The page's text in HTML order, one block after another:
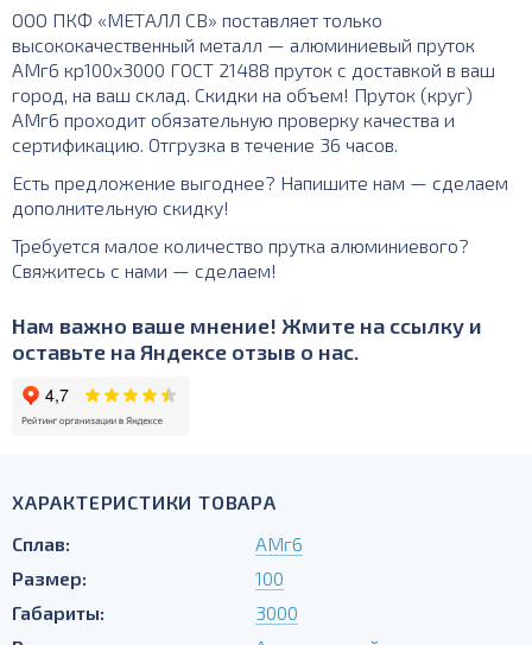
ООО ПКФ «МЕТАЛЛ СВ» поставляет только
высококачественный металл — алюминиевый пруток
АМг6 кр100х3000 ГОСТ 21488 пруток с доставкой в ваш
город, на ваш склад. Скидки на объем! Пруток (круг)
АМг6 проходит обязательную проверку качества и
сертификацию. Отгрузка в течение 36 часов.
Есть предложение выгоднее? Напишите нам — сделаем
дополнительную скидку!
Требуется малое количество прутка алюминиевого?
Свяжитесь с нами — сделаем!
Нам важно ваше мнение! Жмите на ссылку и
оставьте на Яндексе отзыв о нас.
ХАРАКТЕРИСТИКИ ТОВАРА
Сплав:
АМг6
Размер:
100
Габариты:
3000